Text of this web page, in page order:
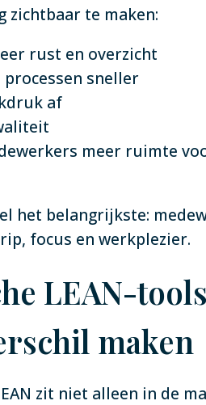
zichtbaar te maken:
rust en overzicht
sneller
af
meer ruimte
het belangrijkste:
focus en werkplezier.
LEAN-
maken
zit niet alleen in de